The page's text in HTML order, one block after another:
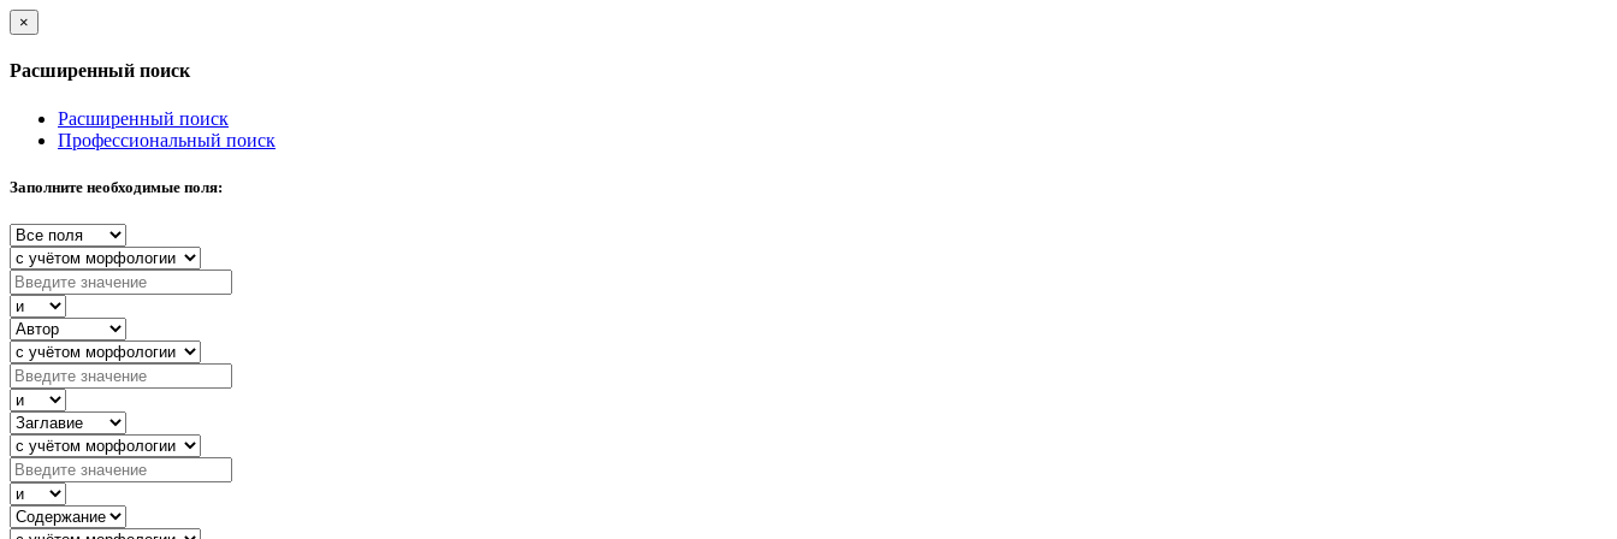
×
Расширенный поиск
Расширенный поиск
Профессиональный поиск
Заполните необходимые поля: